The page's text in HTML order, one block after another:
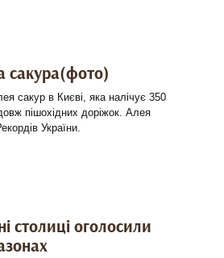
сакура(фото)
сакур в Києві, яка налічує 350
пішохідних доріжок. Алея
України.
столиці оголосили